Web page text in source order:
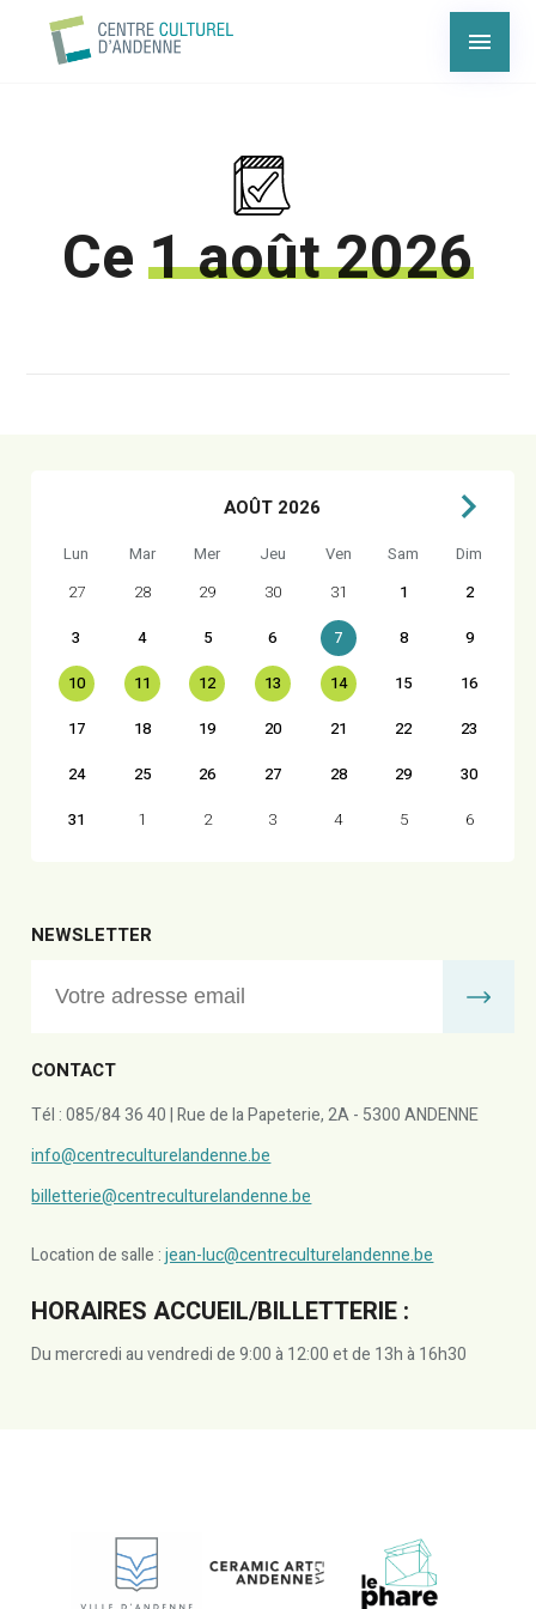
Ce1 août 2026
AOÛT 2026
Lun Mar Mer Jeu Ven Sam
Dim
27
28 29 30 31 1
2
3
4 5 6 7 8
9
10
11 12 13 14 15
16
17
18 19 20 21 22
23
24
25 26 27 28 29
30
31
1 2 3 4 5 6
NEWSLETTER
CONTACT
Tél : 085/84 36 40 | Rue de la Papeterie, 2A - 5300 ANDENNE
info@centreculturelandenne.be
billetterie@centreculturelandenne.be
Location de salle :jean-luc@centreculturelandenne.be
HORAIRES ACCUEIL/BILLETTERIE :
Du mercredi au vendredi de 9:00 à 12:00 et de 13h à 16h30